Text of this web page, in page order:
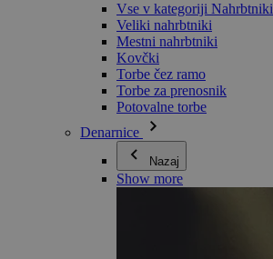
Vse v kategoriji Nahrbtniki
Veliki nahrbtniki
Mestni nahrbtniki
Kovčki
Torbe čez ramo
Torbe za prenosnik
Potovalne torbe
Denarnice
Nazaj
Show more